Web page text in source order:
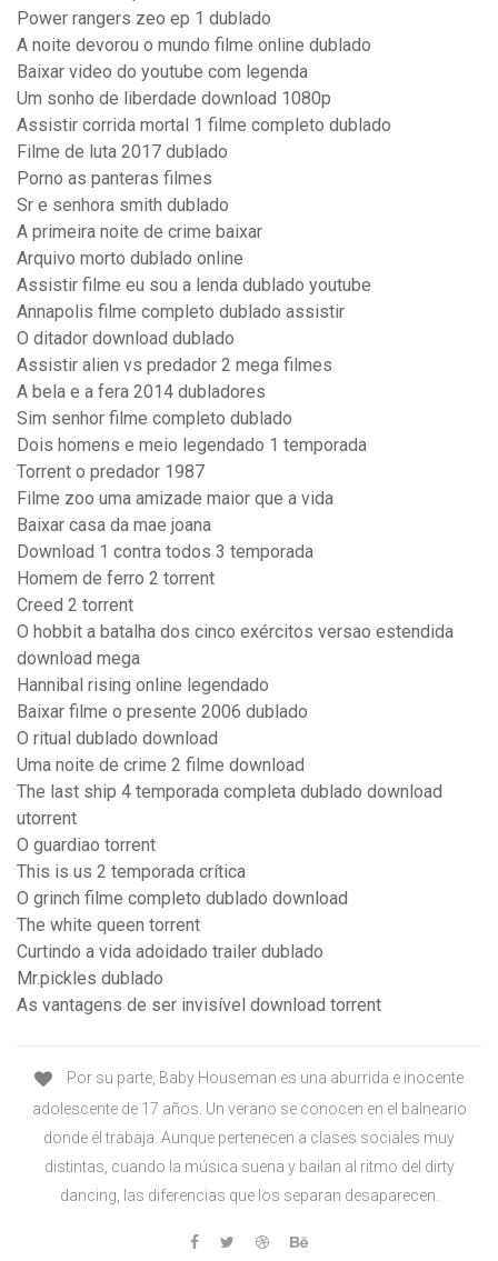
Power rangers zeo ep 1 dublado
A noite devorou o mundo filme online dublado
Baixar video do youtube com legenda
Um sonho de liberdade download 1080p
Assistir corrida mortal 1 filme completo dublado
Filme de luta 2017 dublado
Porno as panteras filmes
Sr e senhora smith dublado
A primeira noite de crime baixar
Arquivo morto dublado online
Assistir filme eu sou a lenda dublado youtube
Annapolis filme completo dublado assistir
O ditador download dublado
Assistir alien vs predador 2 mega filmes
A bela e a fera 2014 dubladores
Sim senhor filme completo dublado
Dois homens e meio legendado 1 temporada
Torrent o predador 1987
Filme zoo uma amizade maior que a vida
Baixar casa da mae joana
Download 1 contra todos 3 temporada
Homem de ferro 2 torrent
Creed 2 torrent
O hobbit a batalha dos cinco exércitos versao estendida
download mega
Hannibal rising online legendado
Baixar filme o presente 2006 dublado
O ritual dublado download
Uma noite de crime 2 filme download
The last ship 4 temporada completa dublado download
utorrent
O guardiao torrent
This is us 2 temporada crítica
O grinch filme completo dublado download
The white queen torrent
Curtindo a vida adoidado trailer dublado
Mr.pickles dublado
As vantagens de ser invisível download torrent
Por su parte, Baby Houseman es una aburrida e inocente
adolescente de 17 años. Un verano se conocen en el balneario
donde él trabaja. Aunque pertenecen a clases sociales muy
distintas, cuando la música suena y bailan al ritmo del dirty
dancing, las diferencias que los separan desaparecen.